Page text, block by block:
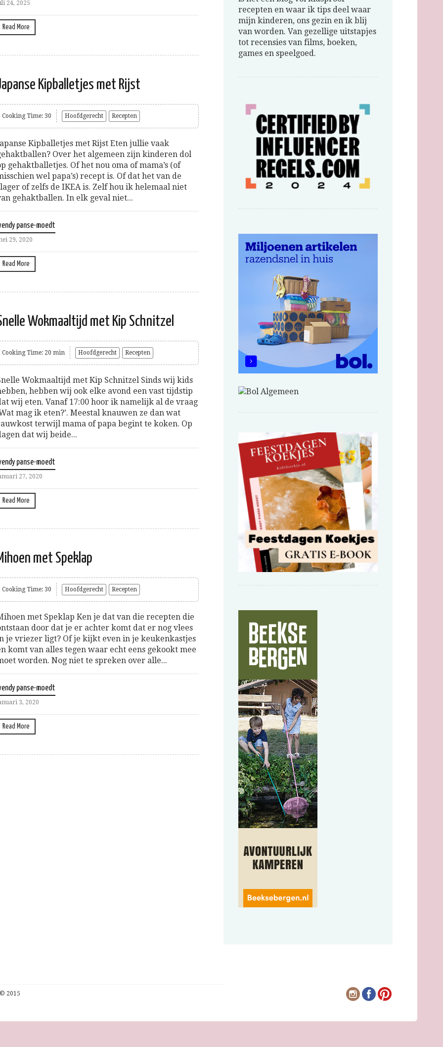
24, 2025
Read More
Kipballetjes met Rijst
Cooking Time: 30 Hoofdgerecht Recepten
Kipballetjes met Rijst Eten jullie vaak
Over het algemeen zijn kinderen dol
gehaktballetjes. Of het nou oma of mama’s (of
wel papa’s) recept is. Of dat het van de
of zelfs de IKEA is. Zelf hou ik helemaal niet
gehaktballen. In elk geval niet...
panse-moedt
29, 2020
Read More
Wokmaaltijd met Kip Schnitzel
Cooking Time: 20 min Hoofdgerecht Recepten
Wokmaaltijd met Kip Schnitzel Sinds wij kids
hebben wij ook elke avond een vast tijdstip
wij eten. Vanaf 17:00 hoor ik namelijk al de vraag
mag ik eten?’. Meestal knauwen ze dan wat
terwijl mama of papa begint te koken. Op
dat wij beide...
panse-moedt
27, 2020
Read More
met Speklap
Cooking Time: 30 Hoofdgerecht Recepten
met Speklap Ken je dat van die recepten die
door dat je er achter komt dat er nog vlees
je vriezer ligt? Of je kijkt even in je keukenkastjes
komt van alles tegen waar echt eens gekookt mee
worden. Nog niet te spreken over alle...
panse-moedt
3, 2020
Read More
recepten en waar ik tips deel waar
mijn kinderen, ons gezin en ik blij
van worden. Van gezellige uitstapjes
tot recensies van films, boeken,
games en speelgoed.
2015